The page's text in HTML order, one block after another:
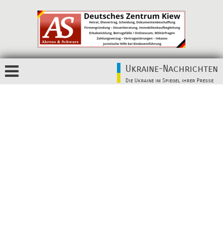
Ukraine-Nachrichten
Die Ukraine im Spiegel ihrer Presse